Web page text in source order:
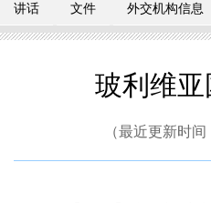
讲话 文件 外交机构信息
玻利维
（最近更新时间